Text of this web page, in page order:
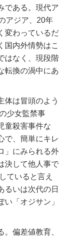
である。現代ア
アジア、20年
変わっているだ
国内外情勢はこ
はなく、現段階
転換の渦中にあ
は冒頭のよう
少女監禁事
童殺害事件な
で、簡単にキレ
」にみられる外
決して他人事で
ていると言え
るいは次代の日
「オジサン」
偏差値教育、